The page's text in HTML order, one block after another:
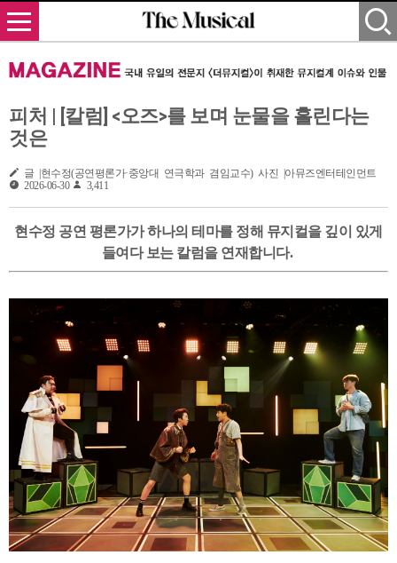
피처 | [칼럼] <오즈>를 보며 눈물을 흘린다는
것은
글 |현수정(공연평론가·중앙대 연극학과 겸임교수) 사진 |아뮤즈엔터테인먼트
2026-06-30
3,411
현수정 공연 평론가가 하나의 테마를 정해 뮤지컬을 깊이 있게
들여다 보는 칼럼을 연재합니다.